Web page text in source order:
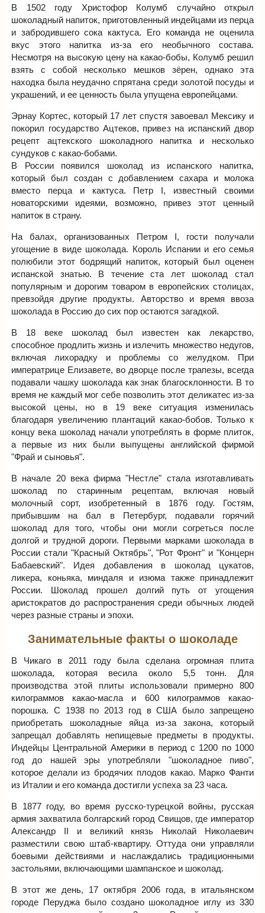
В 1502 году Христофор Колумб случайно открыл
шоколадный напиток, приготовленный индейцами из перца
и забродившего сока кактуса. Его команда не оценила
вкус этого напитка из-за его необычного состава.
Несмотря на высокую цену на какао-бобы, Колумб решил
взять с собой несколько мешков зёрен, однако эта
находка была неудачно спрятана среди золотой посуды и
украшений, и ее ценность была упущена европейцами.
Эрнау Кортес, который 17 лет спустя завоевал Мексику и
покорил государство Ацтеков, привез на испанский двор
рецепт ацтекского шоколадного напитка и несколько
сундуков с какао-бобами.
В России появился шоколад из испанского напитка,
который был создан с добавлением сахара и молока
вместо перца и кактуса. Петр I, известный своими
новаторскими идеями, возможно, привез этот ценный
напиток в страну.
На балах, организованных Петром I, гости получали
угощение в виде шоколада. Король Испании и его семья
полюбили этот бодрящий напиток, который был оценен
испанской знатью. В течение ста лет шоколад стал
популярным и дорогим товаром в европейских столицах,
превзойдя другие продукты. Авторство и время ввоза
шоколада в Россию до сих пор остаются загадкой.
В 18 веке шоколад был известен как лекарство,
способное продлить жизнь и излечить множество недугов,
включая лихорадку и проблемы со желудком. При
императрице Елизавете, во дворце после трапезы, всегда
подавали чашку шоколада как знак благосклонности. В то
время не каждый мог себе позволить этот деликатес из-за
высокой цены, но в 19 веке ситуация изменилась
благодаря увеличению плантаций какао-бобов. Только к
концу века шоколад начали употреблять в форме плиток,
а первые из них были выпущены английской фирмой
"Фрай и сыновья".
В начале 20 века фирма "Нестле" стала изготавливать
шоколад по старинным рецептам, включая новый
молочный сорт, изобретенный в 1876 году. Гостям,
прибывшим на бал в Петербург, подавали горячий
шоколад для того, чтобы они могли согреться после
долгой и трудной дороги. Первыми марками шоколада в
России стали "Красный Октябрь", "Рот Фронт" и "Концерн
Бабаевский". Идея добавления в шоколад цукатов,
ликера, коньяка, миндаля и изюма также принадлежит
России. Шоколад прошел долгий путь от угощения
аристократов до распространения среди обычных людей
через разные страны и эпохи.
Занимательные факты о шоколаде
В Чикаго в 2011 году была сделана огромная плита
шоколада, которая весила около 5,5 тонн. Для
производства этой плиты использовали примерно 800
килограммов какао-масла и 600 килограммов какао-
порошка. С 1938 по 2013 год в США было запрещено
приобретать шоколадные яйца из-за закона, который
запрещал добавлять непищевые предметы в продукты.
Индейцы Центральной Америки в период с 1200 по 1000
год до нашей эры употребляли "шоколадное пиво",
которое делали из бродячих плодов какао. Марко Фанти
из Италии и его команда достигли успеха за 23 часа.
В 1877 году, во время русско-турецкой войны, русская
армия захватила болгарский город Свищов, где император
Александр II и великий князь Николай Николаевич
разместили свою штаб-квартиру. Оттуда они управляли
боевыми действиями и наслаждались традиционными
застольями, включающими шампанское и шоколад.
В этот же день, 17 октября 2006 года, в итальянском
городе Перуджа было создано шоколадное иглу из 330